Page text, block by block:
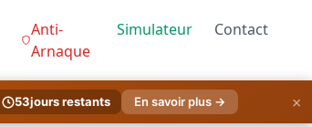
Anti-
Arnaque
Simulateur Contact
53jours restants En savoir plus → ×